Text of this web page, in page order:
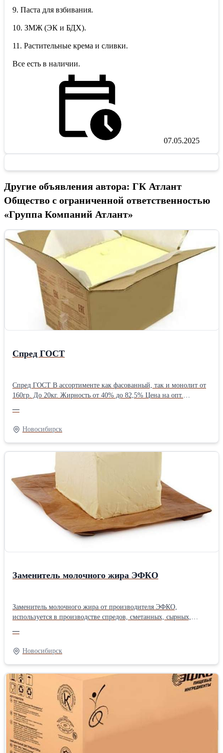
9. Паста для взбивания.
10. ЗМЖ (ЭК и БДХ).
11. Растительные крема и сливки.
Все есть в наличии.
07.05.2025
Другие объявления автора: ГК Атлант
Общество с ограниченной ответственностью
«Группа Компаний Атлант»
Спред ГОСТ
Спред ГОСТ В ассортименте как фасованный, так и монолит от
160гр. До 20кг. Жирность от 40% до 82,5% Цена на опт.
—
Новосибирск
Заменитель молочного жира ЭФКО
Заменитель молочного жира от производителя ЭФКО,
используется в производстве спредов, сметанных, сырных,
применяться в кондитерском производстве.
—
Новосибирск